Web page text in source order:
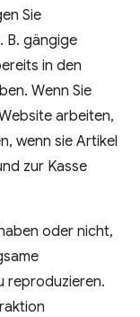
Sie
B. gängige
in den
Wenn Sie
arbeiten,
wenn sie Artikel
zur Kasse
oder nicht,
reproduzieren.